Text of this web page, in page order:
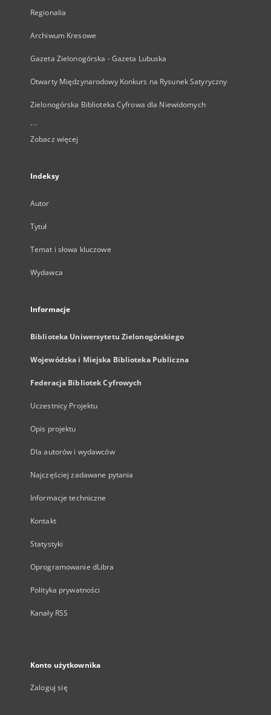
Regionalia
Archiwum Kresowe
Gazeta Zielonogórska - Gazeta Lubuska
Otwarty Międzynarodowy Konkurs na Rysunek Satyryczny
Zielonogórska Biblioteka Cyfrowa dla Niewidomych
...
Zobacz więcej
Indeksy
Autor
Tytuł
Temat i słowa kluczowe
Wydawca
Informacje
Biblioteka Uniwersytetu Zielonogórskiego
Wojewódzka i Miejska Biblioteka Publiczna
Federacja Bibliotek Cyfrowych
Uczestnicy Projektu
Opis projektu
Dla autorów i wydawców
Najczęściej zadawane pytania
Informacje techniczne
Kontakt
Statystyki
Oprogramowanie dLibra
Polityka prywatności
Kanały RSS
Konto użytkownika
Zaloguj się